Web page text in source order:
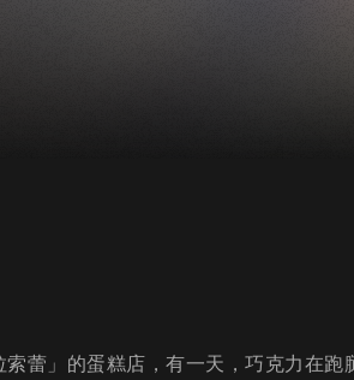
蕾」的蛋糕店，有一天，巧克力在跑